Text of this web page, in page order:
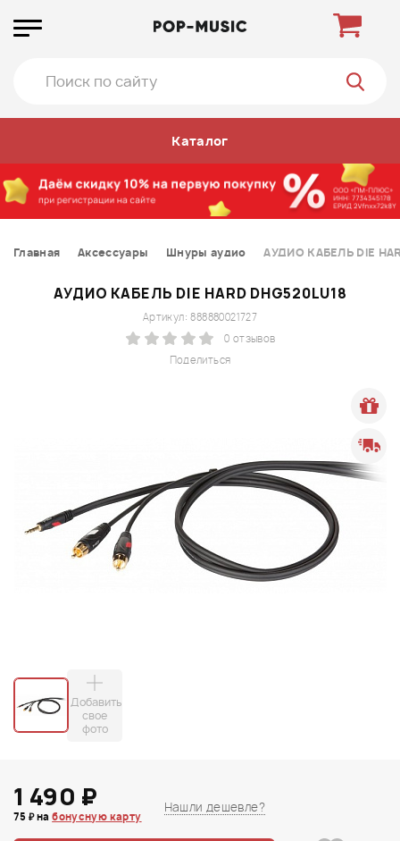
Каталог
Главная Аксессуары Шнуры аудио АУДИО КАБЕЛЬ DIE
АУДИО КАБЕЛЬ DIE HARD DHG520LU18
Поделиться
Артикул: 888880021727
0 отзывов
Добавить
свое
фото
1 490 ₽
75 ₽ набонусную карту
Нашли дешевле?